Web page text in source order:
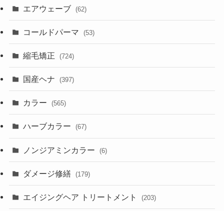
エアウェーブ (62)
コールドパーマ (53)
縮毛矯正 (724)
国産ヘナ (397)
カラー (565)
ハーブカラー (67)
ノンジアミンカラー (6)
ダメージ修繕 (179)
エイジングヘア トリートメント (203)